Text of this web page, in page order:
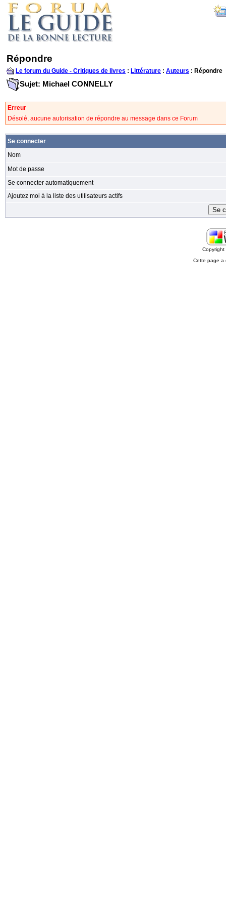
Répondre
Le forum du Guide - Critiques de livres : Littérature : Auteurs : Répondre
Sujet: Michael CONNELLY
Erreur
Désolé, aucune autorisation de répondre au message dans ce Forum
Se connecter
Nom
Mot de passe
Se connecter automatiquement
Ajoutez moi à la liste des utilisateurs actifs
Cette page a